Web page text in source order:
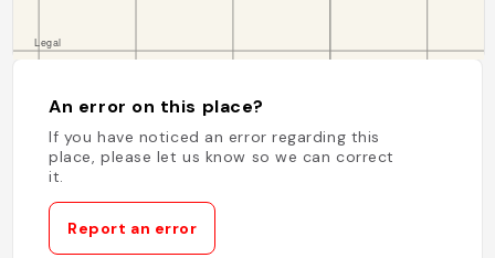
An error on this place?
If you have noticed an error regarding this
place, please let us know so we can correct
it.
Report an error